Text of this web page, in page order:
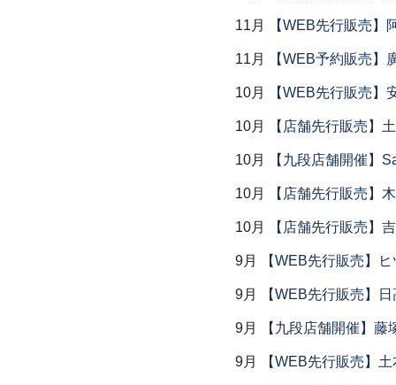
11月 【WEB先行販売】
11月 【WEB予約販売】
10月 【WEB先行販売】
10月 【店舗先行販売】
10月 【九段店舗開催】
10月 【店舗先行販売】
10月 【店舗先行販売】
9月 【WEB先行販売】
9月 【WEB先行販売】
9月 【九段店舗開催】藤
9月 【WEB先行販売】